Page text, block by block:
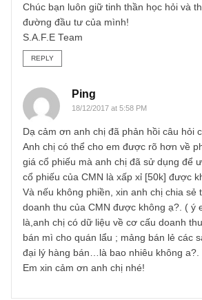
là một, độ nhận diện (brand
cuộc khảo sát và thị phần. Chúng
là khoa học chính xác.
– Rất đúng bạn à, thương hiệu
giá trị khác nhau. Ngành tiêu dùng
hiệu cao nhất. Trong khi đó những
hàng thô như thép, gỗ, săm lốp
B2B) lại đánh mạnh hơn vào giá cả
phẩm.
– Cũng lại đúng như bạn nói, phần
phần chiều tăng thêm (upside) và
chúng tôi xét đến – chứng tỏ mức
Hi vọng các thắc mắc của bạn đã